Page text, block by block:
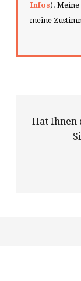
Infos). Meine
meine
Hat Ihnen